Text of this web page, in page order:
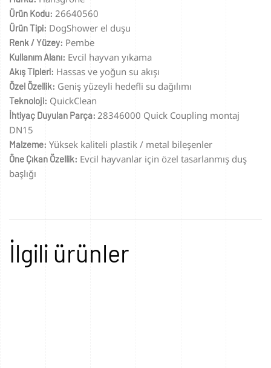
Ürün Kodu: 26640560
Ürün Tipi: DogShower el duşu
Renk / Yüzey: Pembe
Kullanım Alanı: Evcil hayvan yıkama
Akış Tipleri: Hassas ve yoğun su akışı
Özel Özellik: Geniş yüzeyli hedefli su dağılımı
Teknoloji: QuickClean
İhtiyaç Duyulan Parça: 28346000 Quick Coupling montaj
DN15
Malzeme: Yüksek kaliteli plastik / metal bileşenler
Öne Çıkan Özellik: Evcil hayvanlar için özel tasarlanmış duş
başlığı
İlgili ürünler